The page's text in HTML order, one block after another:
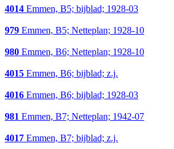
4014 Emmen, B5; bijblad; 1928-03
979 Emmen, B5; Netteplan; 1928-10
980 Emmen, B6; Netteplan; 1928-10
4015 Emmen, B6; bijblad; z.j.
4016 Emmen, B6; bijblad; 1928-03
981 Emmen, B7; Netteplan; 1942-07
4017 Emmen, B7; bijblad; z.j.